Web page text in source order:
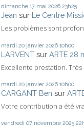
dimanche 17 mai 2026 23h25
Jean sur Le Centre
Les problèmes sont
mardi 20 janvier 2026 10h00
LARVENT sur ARTE 28
Excellente prestation.
mardi 20 janvier 2026 10h00
CARGANT Ben sur
Votre contribution a été
vendredi 07 novembre 2025